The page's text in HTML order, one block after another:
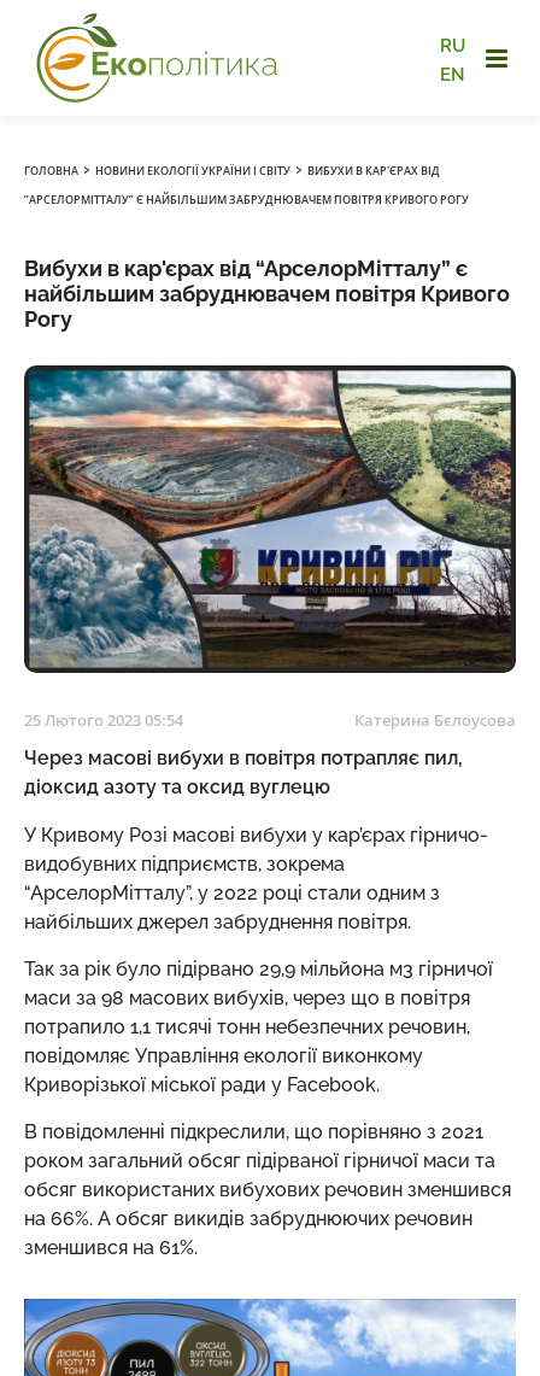
RU
EN
ГОЛОВНА › НОВИНИ ЕКОЛОГІЇ УКРАЇНИ І СВІТУ › ВИБУХИ В КАР'ЄРАХ ВІД
“АРСЕЛОРМІТТАЛУ” Є НАЙБІЛЬШИМ ЗАБРУДНЮВАЧЕМ ПОВІТРЯ КРИВОГО РОГУ
Вибухи в кар'єрах від “АрселорМітталу” є
найбільшим забруднювачем повітря Кривого
Рогу
25 Лютого 2023 05:54 Катерина Бєлоусова
Через масові вибухи в повітря потрапляє пил,
діоксид азоту та оксид вуглецю
У Кривому Розі масові вибухи у кар’єрах гірничо-
видобувних підприємств, зокрема
“АрселорМітталу”, у 2022 році стали одним з
найбільших джерел забруднення повітря.
Так за рік було підірвано 29,9 мільйона м3 гірничої
маси за 98 масових вибухів, через що в повітря
потрапило 1,1 тисячі тонн небезпечних речовин,
повідомляє Управління екології виконкому
Криворізької міської ради у Facebook.
В повідомленні підкреслили, що порівняно з 2021
роком загальний обсяг підірваної гірничої маси та
обсяг використаних вибухових речовин зменшився
на 66%. А обсяг викидів забруднюючих речовин
зменшився на 61%.